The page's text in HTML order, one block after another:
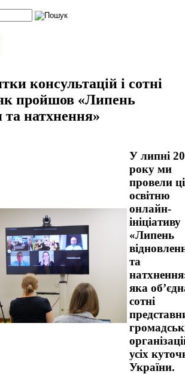
консультацій і сотні
пройшов «Липень
та натхнення»
У липні
року ми
провели
освітню
онлайн-
ініціативу
«Липень
та
яка
сотні
усіх
України.